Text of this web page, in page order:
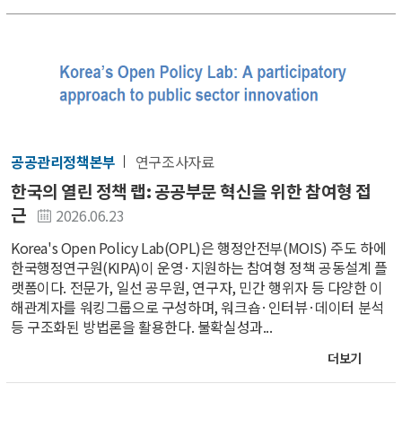
공공관리정책본부 연구조사자료
한국의 열린 정책 랩: 공공부문 혁신을 위한 참여형 접
근
2026.06.23
Korea's Open Policy Lab(OPL)은 행정안전부(MOIS) 주도 하에
한국행정연구원(KIPA)이 운영·지원하는 참여형 정책 공동설계 플
랫폼이다. 전문가, 일선 공무원, 연구자, 민간 행위자 등 다양한 이
해관계자를 워킹그룹으로 구성하며, 워크숍·인터뷰·데이터 분석
등 구조화된 방법론을 활용한다. 불확실성과...
더보기